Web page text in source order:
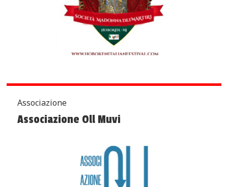
Associazione
Associazione Oll Muvi